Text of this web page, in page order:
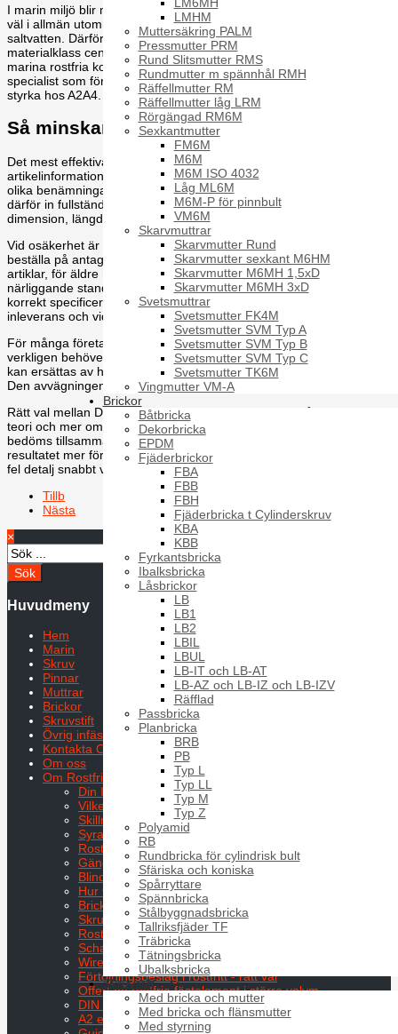
LMHM
Muttersäkring PALM
Pressmutter PRM
Rund Slitsmutter RMS
Rundmutter m spännhål RMH
Räffellmutter RM
Räffellmutter låg LRM
Rörgängad RM6M
Sexkantmutter
FM6M
M6M
M6M ISO 4032
Låg ML6M
M6M-P för pinnbult
VM6M
Skarvmuttrar
Skarvmutter Rund
Skarvmutter sexkant M6HM
Skarvmutter M6MH 1,5xD
Skarvmutter M6MH 3xD
Svetsmuttrar
Svetsmutter FK4M
Svetsmutter SVM Typ A
Svetsmutter SVM Typ B
Svetsmutter SVM Typ C
Svetsmutter TK6M
Vingmutter VM-A
Brickor
Båtbricka
Dekorbricka
EPDM
Fjäderbrickor
FBA
FBB
FBH
Fjäderbricka t Cylinderskruv
KBA
KBB
Fyrkantsbricka
Ibalksbricka
Låsbrickor
LB
LB1
LB2
LBIL
LBUL
LB-IT och LB-AT
LB-AZ och LB-IZ och LB-IZV
Räfflad
Passbricka
Planbricka
BRB
PB
Typ L
Typ LL
Typ M
Typ Z
Polyamid
RB
Rundbricka för cylindrisk bult
Sfäriska och koniska
Spårryttare
Spännbricka
Stålbyggnadsbricka
Tallriksfjäder TF
Träbricka
Tätningsbricka
Ubalksbricka
Skruvstift
Med bricka och mutter
Med bricka och flänsmutter
Med styrning
I marin miljö blir materialvalet mer påtagligt. En artikel som fungerar
väl i allmän utomhusmiljö kan få betydligt kortare livslängd nära
saltvatten. Därför blir kombinationen av rätt standard och rätt
materialklass central. För den som köper in både infästning och
marina rostfria komponenter är det en fördel att arbeta med en
specialist som förstår båda sidorna av behovet, vilket är en tydlig
styrka hos A2A4.
Så minskar du risken för felbeställning
Det mest effektiva arbetssättet är att standardisera den interna
artikelinformationen. Om inköp, konstruktion och lager använder
olika benämningar för samma detalj ökar risken för fel direkt. Lägg
därför in fullständig information i artikelregistret: standard,
dimension, längd, materialklass och relevant utförande.
Vid osäkerhet är det bättre att kontrollera en gång extra än att
beställa på antagande. Det gäller särskilt för mindre vanliga DIN-
artiklar, för äldre montage och för komponenter där flera
närliggande standarder förekommer på marknaden samtidigt. En
korrekt specificerad artikel sparar tid i varje led - från offert till
inleverans och vidare till montage.
För många företag är det också klokt att se över vilka artiklar som
verkligen behöver hållas som exakt DIN-utförande och vilka som
kan ersättas av harmoniserade ISO-varianter utan praktisk nackdel.
Den avvägningen påverkar både lagerbindning och tillgänglighet.
Rätt val mellan DIN och ISO fästelement handlar alltså mindre om
teori och mer om kontroll. När standard, geometri och material
bedöms tillsammans blir inköpet säkrare, montaget enklare och
resultatet mer förutsägbart - särskilt i rostfria och marina miljöer där
fel detalj snabbt visar sina svagheter.
Tillb
Nästa
×
Huvudmeny
Hem
Marin
Skruv
Pinnar
Muttrar
Brickor
Skruvstift
Övrig infästning
Kontakta Oss
Om oss
Om Rostfritt
Din Isostandard
Vilken skruv för marina miljöer?
Skillnad A2 och A4 rostfritt
Syrafast skruv utomhus - rätt val i rätt miljö
Rostfri U bult - rätt val för krävande miljöer
Gänginsats rostfritt trä - rätt val i trä
Blindnit rostfri användning i rätt miljö
Hur väljer man rostfri mutter rätt?
Bricka rostfri dimensionering i praktiken
Skruvstift rostfritt DIN - rätt val direkt
Rostfri gängstång kapning utan fel
Schackel rostfritt båt - välj rätt modell
Wire rostfri 316 - rätt val för krävande miljö
Förtöjningsbeslag i rostfritt - rätt val
Offert på rostfria fästelement i större volym
DIN 933 sexkantskruv - rätt val i rostfritt
A2 eller A4 skruv - vad ska du välja?